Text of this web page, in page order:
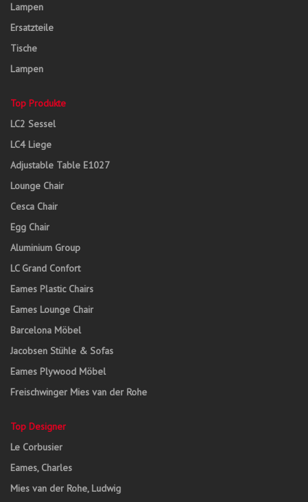
Lampen
Ersatzteile
Tische
Lampen
Top Produkte
LC2 Sessel
LC4 Liege
Adjustable Table E1027
Lounge Chair
Cesca Chair
Egg Chair
Aluminium Group
LC Grand Confort
Eames Plastic Chairs
Eames Lounge Chair
Barcelona Möbel
Jacobsen Stühle & Sofas
Eames Plywood Möbel
Freischwinger Mies van der Rohe
Top Designer
Le Corbusier
Eames, Charles
Mies van der Rohe, Ludwig